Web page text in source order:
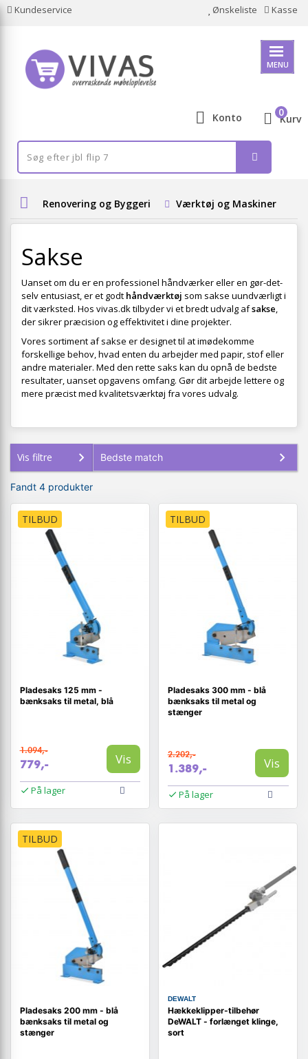
Kundeservice Ønskeliste Kasse
MENU
Konto Kurv
0
Renovering og Byggeri Værktøj og Maskiner
Sakse
Uanset om du er en professionel håndværker eller en gør-det-
selv entusiast, er et godt håndværktøj som sakse uundværligt i
dit værksted. Hos vivas.dk tilbyder vi et bredt udvalg afsakse,
der sikrer præcision og effektivitet i dine projekter.
Vores sortiment af sakse er designet til at imødekomme
forskellige behov, hvad enten du arbejder med papir, stof eller
andre materialer. Med den rette saks kan du opnå de bedste
resultater, uanset opgavens omfang. Gør dit arbejde lettere og
mere præcist med kvalitetsværktøj fra vores udvalg.
Vis filtre
Fandt 4 produkter
TILBUD
Pladesaks 125 mm -
bænksaks til metal, blå
1.094,-
779,- Vis
På lager
TILBUD
Pladesaks 300 mm - blå
bænksaks til metal og
stænger
2.202,-
1.389,- Vis
På lager
TILBUD
Pladesaks 200 mm - blå
bænksaks til metal og
stænger
DEWALT
Hækkeklipper-tilbehør
DeWALT - forlænget klinge,
sort